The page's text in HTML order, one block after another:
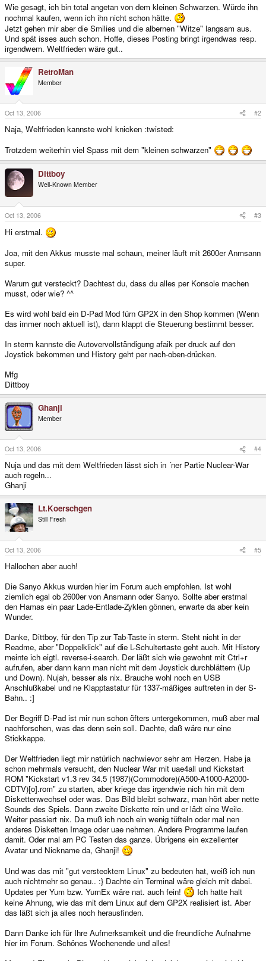
Wie gesagt, ich bin total angetan von dem kleinen Schwarzen. Würde ihn
nochmal kaufen, wenn ich ihn nicht schon hätte.
Jetzt gehen mir aber die Smilies und die albernen "Witze" langsam aus.
Und spät isses auch schon. Hoffe, dieses Posting bringt irgendwas resp.
irgendwem. Weltfrieden wäre gut..
RetroMan
Member
Oct 13, 2006 #2
Naja, Weltfrieden kannste wohl knicken :twisted:
Trotzdem weiterhin viel Spass mit dem "kleinen schwarzen"
Dittboy
Well-Known Member
Oct 13, 2006 #3
Hi erstmal.
Joa, mit den Akkus musste mal schaun, meiner läuft mit 2600er Anmsann
super.
Warum gut versteckt? Dachtest du, dass du alles per Konsole machen
musst, oder wie? ^^
Es wird wohl bald ein D-Pad Mod fürn GP2X in den Shop kommen (Wenn
das immer noch aktuell ist), dann klappt die Steuerung bestimmt besser.
In sterm kannste die Autovervollständigung afaik per druck auf den
Joystick bekommen und History geht per nach-oben-drücken.
Mfg
Dittboy
Ghanji
Member
Oct 13, 2006 #4
Nuja und das mit dem Weltfrieden lässt sich in ´ner Partie Nuclear-War
auch regeln...
Ghanji
Lt.Koerschgen
Still Fresh
Oct 13, 2006 #5
Hallochen aber auch!
Die Sanyo Akkus wurden hier im Forum auch empfohlen. Ist wohl
ziemlich egal ob 2600er von Ansmann oder Sanyo. Sollte aber erstmal
den Hamas ein paar Lade-Entlade-Zyklen gönnen, erwarte da aber kein
Wunder.
Danke, Dittboy, für den Tip zur Tab-Taste in sterm. Steht nicht in der
Readme, aber "Doppelklick" auf die L-Schultertaste geht auch. Mit History
meinte ich eigtl. reverse-i-search. Der läßt sich wie gewohnt mit Ctrl+r
aufrufen, aber dann kann man nicht mit dem Joystick durchblättern (Up
und Down). Nujah, besser als nix. Brauche wohl noch en USB
Anschlußkabel und ne Klapptastatur für 1337-mäßiges auftreten in der S-
Bahn.. :]
Der Begriff D-Pad ist mir nun schon öfters untergekommen, muß aber mal
nachforschen, was das denn sein soll. Dachte, daß wäre nur eine
Stickkappe.
Der Weltfrieden liegt mir natürlich nachwievor sehr am Herzen. Habe ja
schon mehrmals versucht, den Nuclear War mit uae4all und Kickstart
ROM "Kickstart v1.3 rev 34.5 (1987)(Commodore)(A500-A1000-A2000-
CDTV)[o].rom" zu starten, aber kriege das irgendwie nich hin mit dem
Diskettenwechsel oder was. Das Bild bleibt schwarz, man hört aber nette
Sounds des Spiels. Dann zweite Diskette rein und er lädt eine Weile.
Weiter passiert nix. Da muß ich noch ein wenig tüfteln oder mal nen
anderes Disketten Image oder uae nehmen. Andere Programme laufen
damit. Oder mal am PC Testen das ganze. Übrigens ein exzellenter
Avatar und Nickname da, Ghanji!
Und was das mit "gut verstecktem Linux" zu bedeuten hat, weiß ich nun
auch nichtmehr so genau.. :} Dachte ein Terminal wäre gleich mit dabei.
Updates per Yum bzw. YumEx wäre nat. auch fein!
Ich hatte halt
keine Ahnung, wie das mit dem Linux auf dem GP2X realisiert ist. Aber
das läßt sich ja alles noch herausfinden.
Dann Danke ich für Ihre Aufmerksamkeit und die freundliche Aufnahme
hier im Forum. Schönes Wochenende und alles!